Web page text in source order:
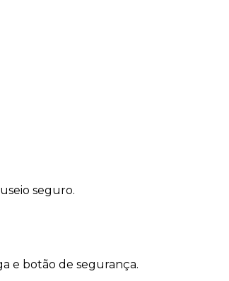
seguro.
e botão de segurança.